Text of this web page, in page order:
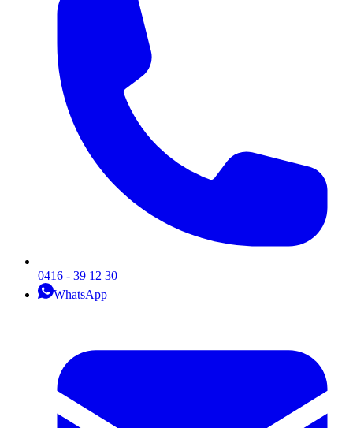
0416 - 39 12 30
WhatsApp